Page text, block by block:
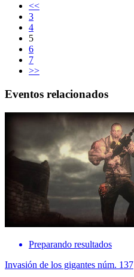
<<
3
4
5
6
7
>>
Eventos relacionados
Preparando resultados
Invasión de los gigantes núm. 137